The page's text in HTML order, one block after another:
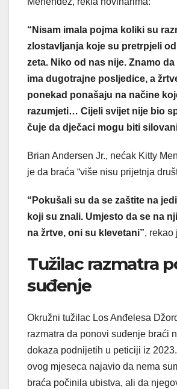
“Nisam imala pojma koliki su
zlostavljanja koje su pretrpjeli
zeta. Niko od nas nije. Znamo
ima dugotrajne posljedice, a
ponekad ponašaju na načine
razumjeti… Cijeli svijet nije bio
čuje da dječaci mogu biti
Brian Andersen Jr., nećak Kitty
je da braća “više nisu prijetnja
“Pokušali su da se zaštite na
koji su znali. Umjesto da se na
na žrtve, oni su klevetani”, rekao
Tužilac razmatra
suđenje
Okružni tužilac Los Anđelesa
razmatra da ponovi suđenje braći
dokaza podnijetih u peticiji iz
ovog mjeseca najavio da nema
braća počinila ubistva, ali da